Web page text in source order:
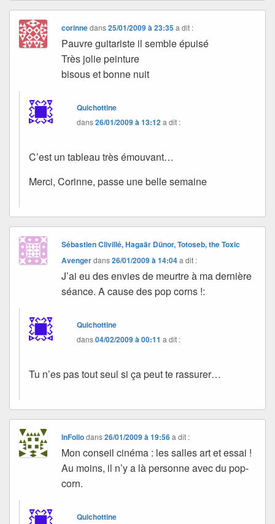
corinnedans25/01/2009 à 23:35 a dit :
Pauvre guitariste il semble épuisé
Très jolie peinture
bisous et bonne nuit
Quichottine
dans26/01/2009 à 13:12a dit :
C’est un tableau très émouvant…
Merci, Corinne, passe une belle semaine
Sébastien Clivillé, Hagaär Dünor, Totoseb, the Toxic
Avengerdans26/01/2009 à 14:04 a dit :
J’ai eu des envies de meurtre à ma dernière
séance. A cause des pop corns !:
Quichottine
dans04/02/2009 à 00:11 a dit :
Tu n’es pas tout seul si ça peut te rassurer…
InFoliodans26/01/2009 à 19:56 a dit :
Mon conseil cinéma : les salles art et essai !
Au moins, il n’y a là personne avec du pop-
corn.
Quichottine